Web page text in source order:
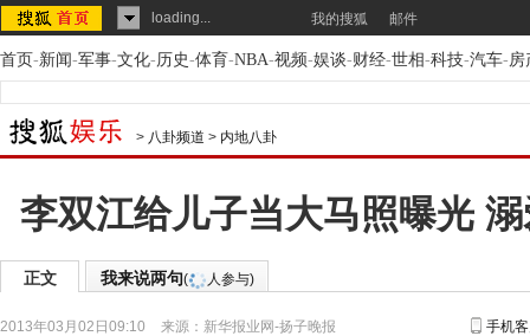
loading... 我的搜狐 邮件
首页-新闻-军事-文化-历史-体育-NBA-视频-娱谈-财经-世相-科技-汽车-房
> 八卦频道 > 内地八卦
李双江给儿子当大马照曝光
正文 我来说两句( 人参与)
2013年03月02日09:10 来源： 新华报业网-扬子晚报 手机